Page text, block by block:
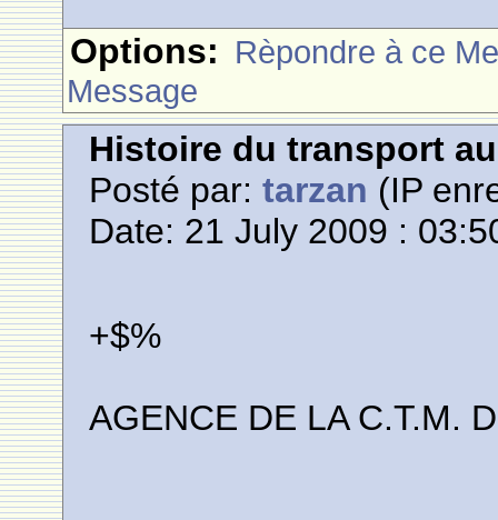
Options: Rèpondre à ce
Message
Histoire du transport
Posté par:tarzan (IP
Date: 21 July 2009 :
+$%
AGENCE DE LA C.T.M.